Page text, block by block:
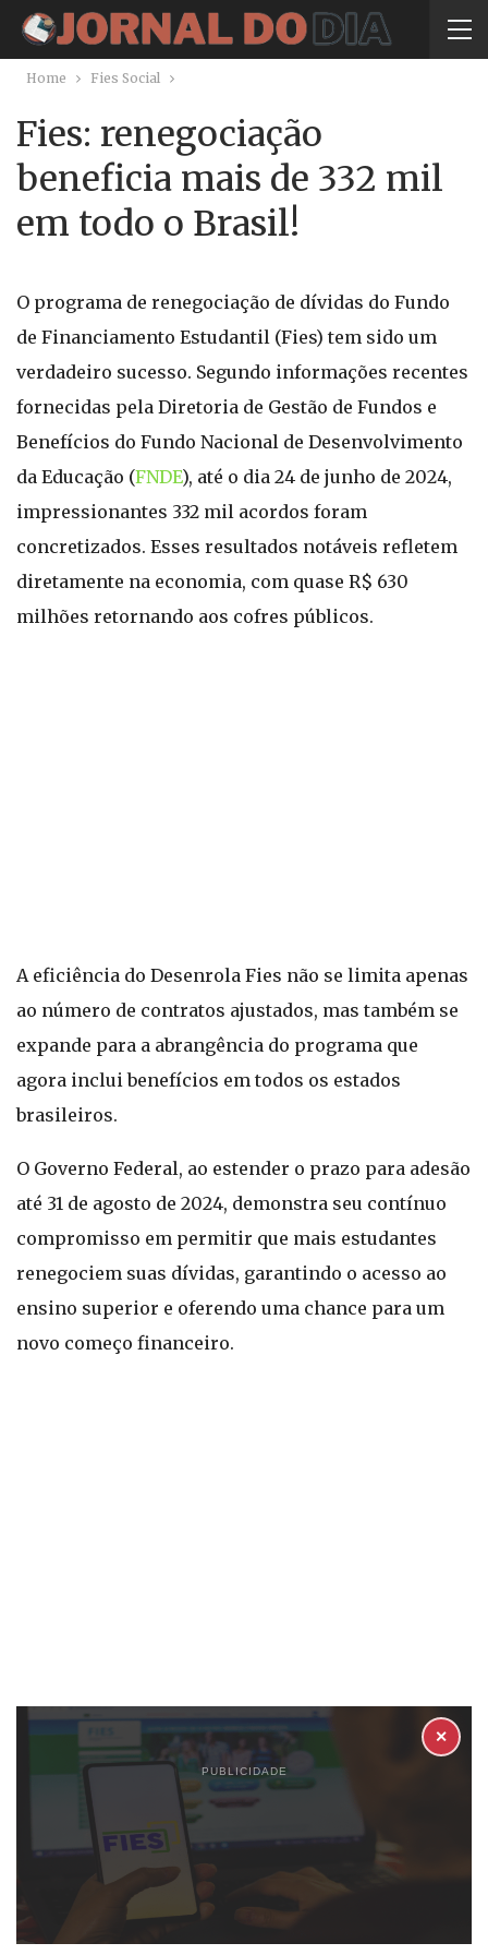
Home Fies Social
Fies: renegociação
beneficia mais de 332 mil
em todo o Brasil!
O programa de renegociação de dívidas do Fundo
de Financiamento Estudantil (Fies) tem sido um
verdadeiro sucesso. Segundo informações recentes
fornecidas pela Diretoria de Gestão de Fundos e
Benefícios do Fundo Nacional de Desenvolvimento
da Educação (FNDE), até o dia 24 de junho de 2024,
impressionantes 332 mil acordos foram
concretizados. Esses resultados notáveis refletem
diretamente na economia, com quase R$ 630
milhões retornando aos cofres públicos.
A eficiência do Desenrola Fies não se limita apenas
ao número de contratos ajustados, mas também se
expande para a abrangência do programa que
agora inclui benefícios em todos os estados
brasileiros.
O Governo Federal, ao estender o prazo para adesão
até 31 de agosto de 2024, demonstra seu contínuo
compromisso em permitir que mais estudantes
renegociem suas dívidas, garantindo o acesso ao
ensino superior e oferendo uma chance para um
novo começo financeiro.
PUBLICIDADE
✕